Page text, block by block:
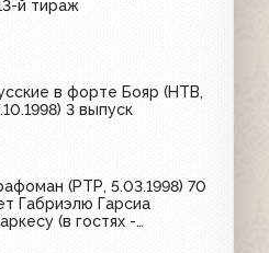
й тираж
в форте Бояр (НТВ,
3 выпуск
(РТР, 5.03.1998) 70
Габриэлю Гарсиа
(в гостях -